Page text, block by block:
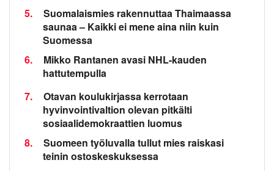
5.
Suomalaismies rakennuttaa Thaimaassa
saunaa – Kaikki ei mene aina niin kuin
Suomessa
6.
Mikko Rantanen avasi NHL-kauden
hattutempulla
7.
Otavan koulukirjassa kerrotaan
hyvinvointivaltion olevan pitkälti
sosiaalidemokraattien luomus
8.
Suomeen työluvalla tullut mies raiskasi
teinin ostoskeskuksessa